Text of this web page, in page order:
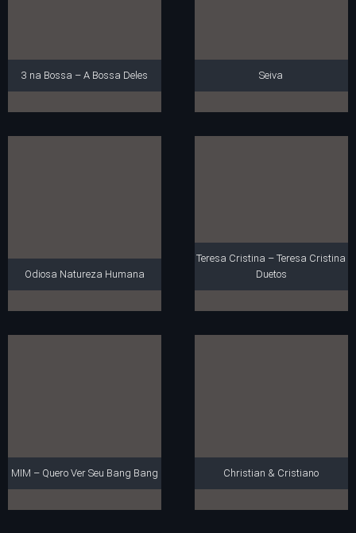
3 na Bossa – A Bossa Deles Seiva
Odiosa Natureza Humana
Teresa Cristina – Teresa Cristina
Duetos
MIM – Quero Ver Seu Bang Bang Christian & Cristiano